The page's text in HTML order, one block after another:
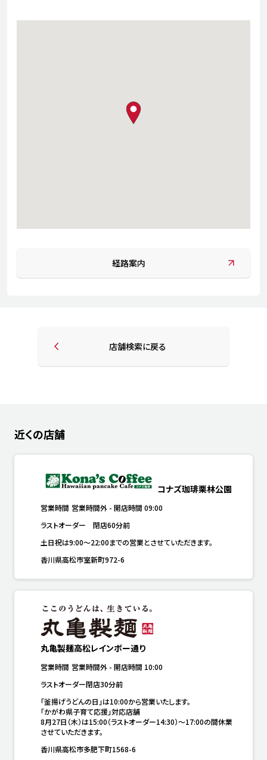
map pin
経路案内
店舗検索に戻る
近くの店舗
コナズ珈琲栗林公園
営業時間 営業時間外 - 開店時間 09:00
ラストオーダー　閉店60分前
土日祝は9:00～22:00までの営業とさせていただきます。
香川県高松市室新町972-6
丸亀製麺高松レインボー通り
営業時間 営業時間外 - 開店時間 10:00
ラストオーダー閉店30分前
「釜揚げうどんの日」は10:00から営業いたします。
「かがわ県子育て応援」対応店舗
8月27日（木）は15:00（ラストオーダー14:30）～17:00の間休業
させていただきます。
香川県高松市多肥下町1568-6